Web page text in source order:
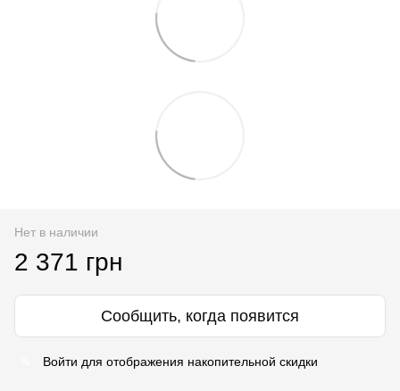
Нет в наличии
2 371 грн
Сообщить, когда появится
Войти для отображения накопительной скидки